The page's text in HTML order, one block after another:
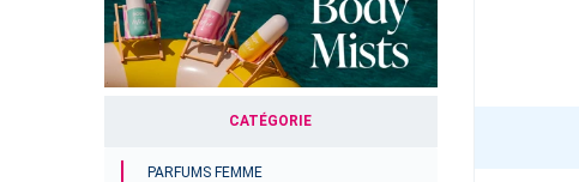
CATÉGORIE
PARFUMS FEMME